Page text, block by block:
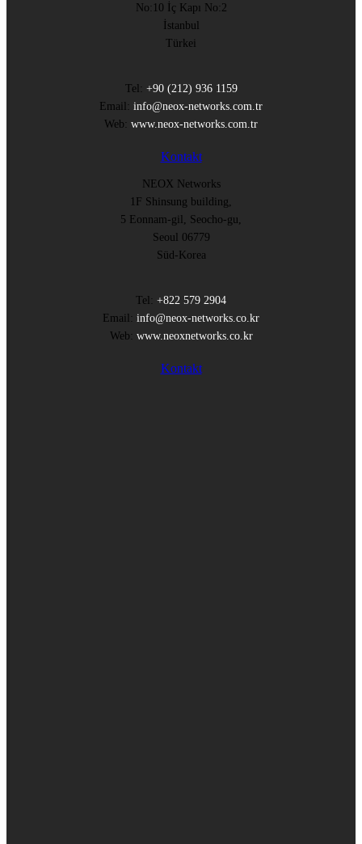
No:10 İç Kapı No:2
İstanbul
Türkei
Tel: +90 (212) 936 1159
Email: info@neox-networks.com.tr
Web: www.neox-networks.com.tr
Kontakt
NEOX Networks
1F Shinsung building,
5 Eonnam-gil, Seocho-gu,
Seoul 06779
Süd-Korea
Tel: +822 579 2904
Email: info@neox-networks.co.kr
Web: www.neoxnetworks.co.kr
Kontakt